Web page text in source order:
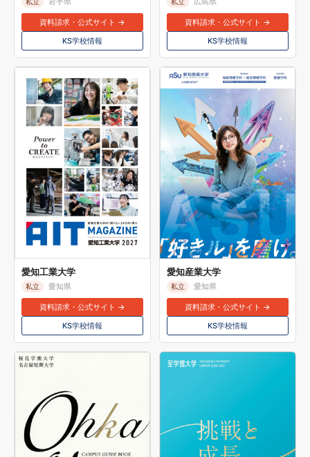
資料請求・公式サイト →
KS学校情報
資料請求・公式サイト →
KS学校情報
愛知工業大学
私立 愛知県
資料請求・公式サイト →
KS学校情報
愛知産業大学
私立 愛知県
資料請求・公式サイト →
KS学校情報